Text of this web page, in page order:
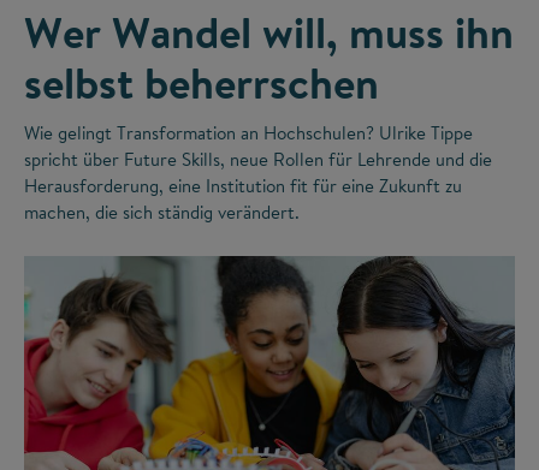
Wer Wandel will, muss ihn
selbst beherrschen
Wie gelingt Transformation an Hochschulen? Ulrike Tippe
spricht über Future Skills, neue Rollen für Lehrende und die
Herausforderung, eine Institution fit für eine Zukunft zu
machen, die sich ständig verändert.